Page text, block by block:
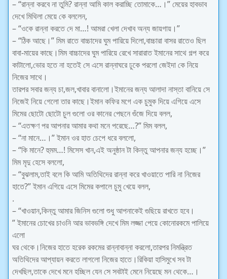
– “রান্না করবে না তুমি? রান্না আমি কাল করাচ্ছি তোমাকে…।” মেয়ের হাবভাব
দেখে মিথিলা মেয়ে কে বললেন,
– “ওকে রান্না করতে দে মা…! আমরা খেলা দেখাব অন্য জায়গায়।”
– “ঠিক আছে।” মিম রাতে বাচ্চাদের ঘুম পারিয়ে দিলো,বাচ্চারা বাসর রাতেও ছিল
বাবা-মায়ের কাছে।মিম বাচ্চাদের ঘুম পারিয়ে রেখে সারারাত ইমানের সাথে গল্প করে
কাটালো,ভোর হতে না হতেই সে এসে রান্নাঘরে ঢুকে পরলো জেইদা কে নিয়ে
নিজের সাথে।
তারপর সবার জন্য চা,জল,খাবার বানালো।ইমানের জন্য আলাদা নাস্তা বানিয়ে সে
নিজেই নিয়ে গেলো তার কাছে।ইমান কফির মগে এক চুমুক দিয়ে এগিয়ে এসে
মিমের ছোটো ছোটো চুল গুলো ওর কানের পেছনে গুঁজে দিয়ে বলল,
– “এতক্ষণ পর আপনার আমার কথা মনে পরেছে…?” মিম বলল,
– “না মানে…।” ইমান ওর হাত চেপে ধরে বললো,
– “কি মানে? হুমম…! মিসেস খান,এই অনুষ্ঠান টা কিন্তু আপনার জন্য হচ্ছে।”
মিম মৃদু হেসে বললো,
– “বুঝলাম,তাই বলে কি আমি অতিথিদের রান্না করে খাওয়াতে পারি না নিজের
হাতে?” ইমান এগিয়ে এসে মিমের কপালে চুমু খেয়ে বলল,
.
– “খাওয়ান,কিন্তু আমার জিনিস গুলো শুধু আপনাকেই গুছিয়ে রাখতে হবে।
” ইমানের চোখের চাওনি আর ভাবভঙ্গি দেখে মিম লজ্জা পেয়ে কোনোরকমে পালিয়ে
এলো
ঘর থেকে।নিজের হাতে হরেক রকমের রান্নাবান্না করলো,তারপর নিমন্ত্রিত
অতিথিদের আপ্যায়ন করতে লাগলো নিজের হাতে।রিকিয়া হাসিমুখে সব টা
দেখছিল,তাকে দেখে মনে হচ্ছিল যেন সে সবটাই মেনে নিয়েছে মন থেকে…।